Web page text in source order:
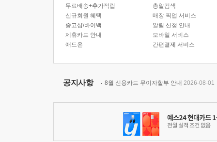
무료배송+추가적립
신규회원 혜택
중고샵/바이백
제휴카드 안내
애드온
총알검색
매장 픽업 서비스
알림 신청 안내
모바일 서비스
간편결제 서비스
공지사항 8월 신용카드 무이자할부 안내 2026-08-01